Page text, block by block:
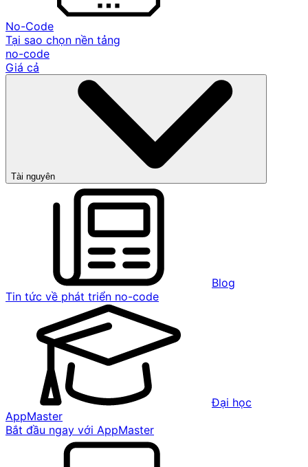
No-Code
Tại sao chọn nền tảng
no-code
Giá cả
Tài nguyên
Blog
Tin tức về phát triển no-code
Đại học
AppMaster
Bắt đầu ngay với AppMaster